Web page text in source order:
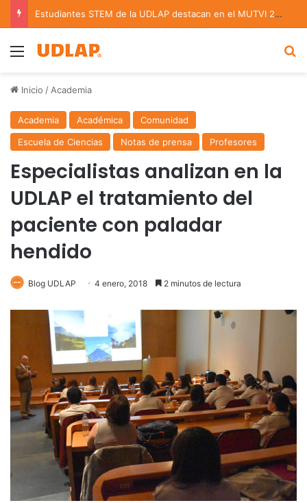
Estudiantes STEM de la UDLAP destacan en el MUTVI 2026
Menu
Inicio / Academia
Academia Académica
Comunidad
Escuela de Ciencias
Notas de prensa Profesores
Especialistas analizan en la
UDLAP el tratamiento del
paciente con paladar
hendido
Blog UDLAP 4 enero, 2018 2 minutos de lectura